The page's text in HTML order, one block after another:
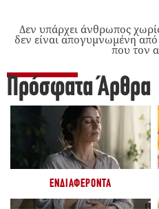
Δεν υπάρχει άνθρωπος
δεν είναι απογυμνωμένη
που τον
Πρόσφατα Άρθρα
ΕΝΔΙΑΦΈΡΟΝΤΑ